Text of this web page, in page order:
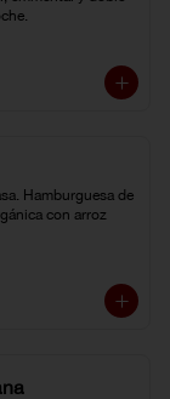
Hamburguesa de
con arroz